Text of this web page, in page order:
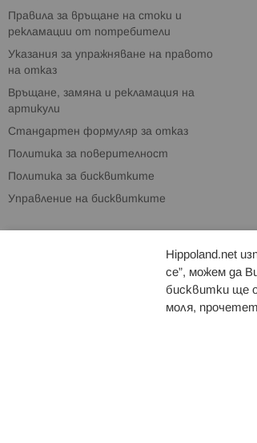
Правила за връщане на стоки и
рекламации от потребители
Указания за упражняване на правото
на отказ
Връщане, замяна и рекламация на
артикули
Стандартен формуляр за отказ
Политика за поверителност
Политика за бисквитките
Управление на бисквитките
Брошури
Hippoland.net
се”, можем да
бисквитки ще
моля,